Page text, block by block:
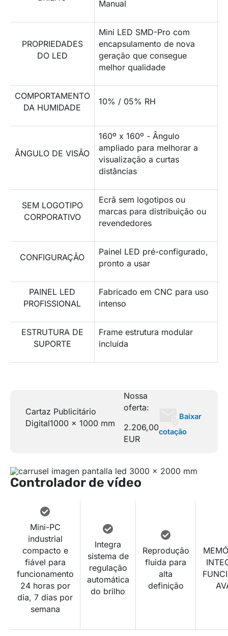
Manual
PROPRIEDADES
DO LED
Mini LED SMD-Pro com
encapsulamento de nova
geração que consegue
melhor qualidade
COMPORTAMENTO
DA HUMIDADE
10% / 05% RH
ÂNGULO DE VISÃO
160º x 160º - Ângulo
ampliado para melhorar a
visualização a curtas
distâncias
SEM LOGOTIPO
CORPORATIVO
Ecrã sem logotipos ou
marcas para distribuição ou
revendedores
CONFIGURAÇÃO
Painel LED pré-configurado,
pronto a usar
PAINEL LED
PROFISSIONAL
Fabricado em CNC para uso
intenso
ESTRUTURA DE
SUPORTE
Frame estrutura modular
incluída
Cartaz Publicitário
Digital1000 x 1000 mm
Nossa
oferta:
2.206,00
EUR
Baixar
cotação
Controlador de vídeo
Mini-PC
industrial
compacto e
fiável para
funcionamento
24 horas por
dia, 7 dias por
semana
Integra
sistema de
regulação
automática
do brilho
Reprodução
fluida para
alta
definição